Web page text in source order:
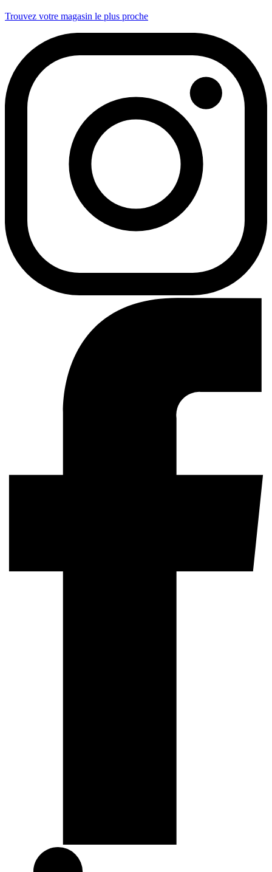
Trouvez votre magasin le plus proche